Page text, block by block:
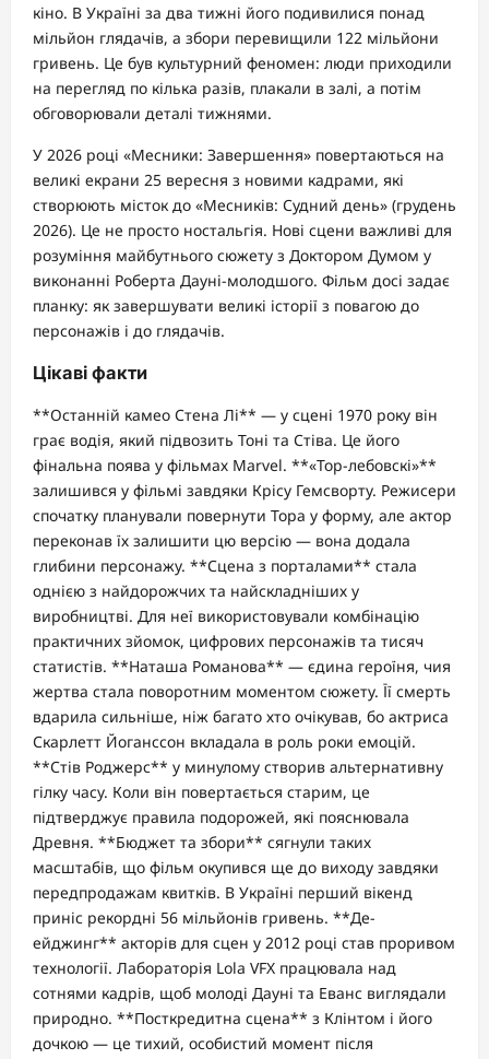
кіно. В Україні за два тижні його подивилися понад
мільйон глядачів, а збори перевищили 122 мільйони
гривень. Це був культурний феномен: люди приходили
на перегляд по кілька разів, плакали в залі, а потім
обговорювали деталі тижнями.
У 2026 році «Месники: Завершення» повертаються на
великі екрани 25 вересня з новими кадрами, які
створюють місток до «Месників: Судний день» (грудень
2026). Це не просто ностальгія. Нові сцени важливі для
розуміння майбутнього сюжету з Доктором Думом у
виконанні Роберта Дауні-молодшого. Фільм досі задає
планку: як завершувати великі історії з повагою до
персонажів і до глядачів.
Цікаві факти
**Останній камео Стена Лі** — у сцені 1970 року він
грає водія, який підвозить Тоні та Стіва. Це його
фінальна поява у фільмах Marvel. **«Тор-лебовскі»**
залишився у фільмі завдяки Крісу Гемсворту. Режисери
спочатку планували повернути Тора у форму, але актор
переконав їх залишити цю версію — вона додала
глибини персонажу. **Сцена з порталами** стала
однією з найдорожчих та найскладніших у
виробництві. Для неї використовували комбінацію
практичних зйомок, цифрових персонажів та тисяч
статистів. **Наташа Романова** — єдина героїня, чия
жертва стала поворотним моментом сюжету. Її смерть
вдарила сильніше, ніж багато хто очікував, бо актриса
Скарлетт Йоганссон вкладала в роль роки емоцій.
**Стів Роджерс** у минулому створив альтернативну
гілку часу. Коли він повертається старим, це
підтверджує правила подорожей, які пояснювала
Древня. **Бюджет та збори** сягнули таких
масштабів, що фільм окупився ще до виходу завдяки
передпродажам квитків. В Україні перший вікенд
приніс рекордні 56 мільйонів гривень. **Де-
ейджинг** акторів для сцен у 2012 році став проривом
технології. Лабораторія Lola VFX працювала над
сотнями кадрів, щоб молоді Дауні та Еванс виглядали
природно. **Посткредитна сцена** з Клінтом і його
дочкою — це тихий, особистий момент після